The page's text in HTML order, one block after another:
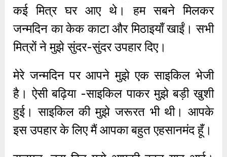
कई मित्र घर आए थे। हम सबने मिलकर
जन्मदिन का केक काटा और मिठाइयाँ खाईं। सभी
मित्रों ने मुझे सुंदर-सुंदर उपहार दिए।
मेरे जन्मदिन पर आपने मुझे एक साइकिल भेजी
है। ऐसी बढ़िया -साइकिल पाकर मुझे बड़ी खुशी
हुई। साइकिल की मुझे जरूरत भी थी। आपके
इस उपहार के लिए मैं आपका बहुत एहसानमंद हूँ।